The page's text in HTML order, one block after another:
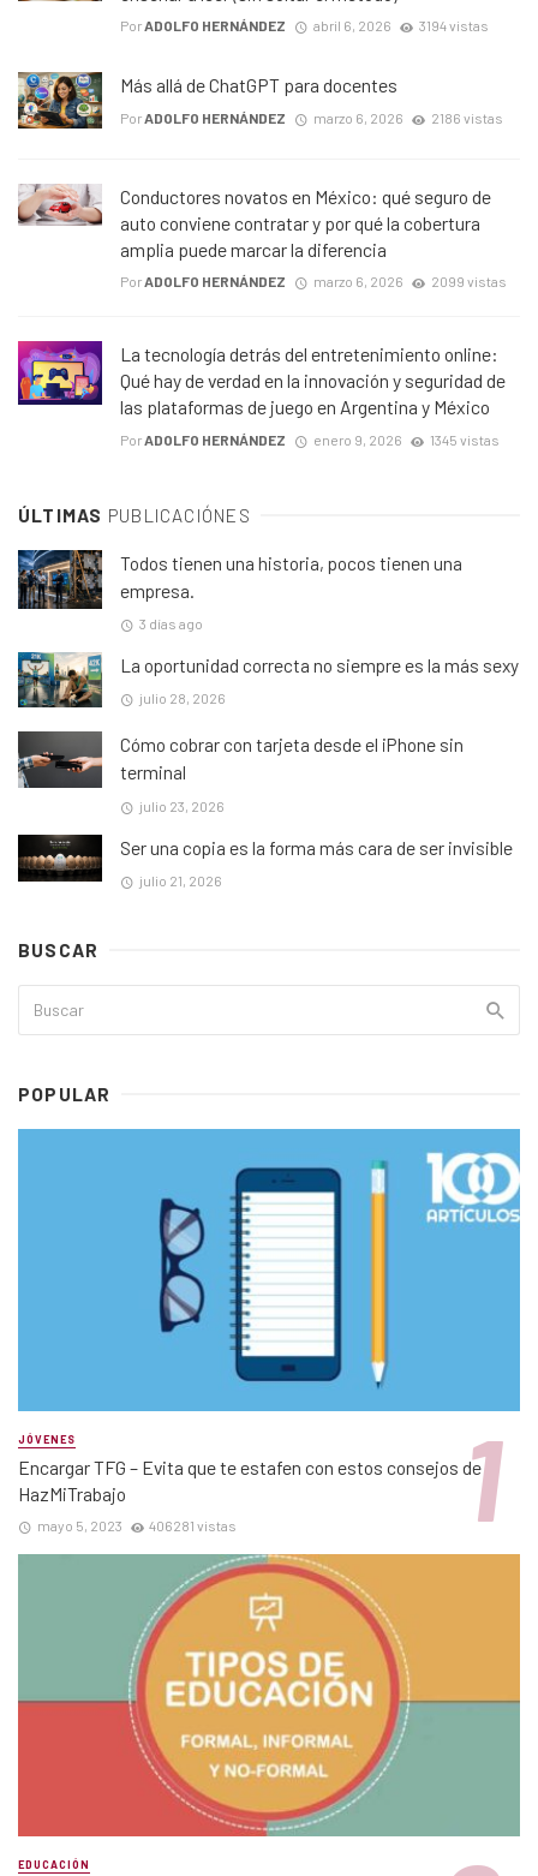
PorADOLFO HERNÁNDEZ abril 6, 2026 3194 vistas
Más allá de ChatGPT para docentes
Por ADOLFO HERNÁNDEZ marzo 6, 2026 2186 vistas
Conductores novatos en México: qué seguro de
auto conviene contratar y por qué la cobertura
amplia puede marcar la diferencia
PorADOLFO HERNÁNDEZ marzo 6, 2026 2099 vistas
La tecnología detrás del entretenimiento online:
Qué hay de verdad en la innovación y seguridad de
las plataformas de juego en Argentina y México
Por ADOLFO HERNÁNDEZ enero 9, 2026 1345 vistas
ÚLTIMAS PUBLICACIÓNES
Todos tienen una historia, pocos tienen una
empresa.
3 días ago
La oportunidad correcta no siempre es la más sexy
julio 28, 2026
Cómo cobrar con tarjeta desde el iPhone sin
terminal
julio 23, 2026
Ser una copia es la forma más cara de ser invisible
julio 21, 2026
BUSCAR
POPULAR
JÓVENES
Encargar TFG – Evita que te estafen con estos consejos de
HazMiTrabajo
mayo 5, 2023 406281 vistas
EDUCACIÓN